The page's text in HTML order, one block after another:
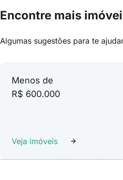
Encontre mais
Algumas sugestões para te
Menos de
R$ 600.000
Veja imóveis